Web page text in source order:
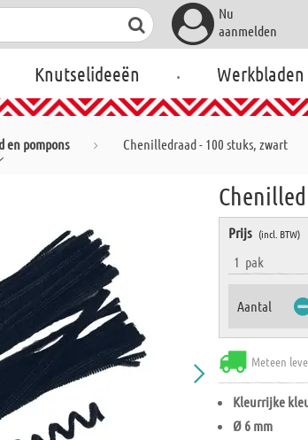
Nu
aanmelden
Knutselideeën . Werkbladen
en pompons Chenilledraad - 100 stuks, zwart
Prijs (incl. BTW)
1 pak
Aantal
Meteen
Kleurrijke
Ø 6 mm